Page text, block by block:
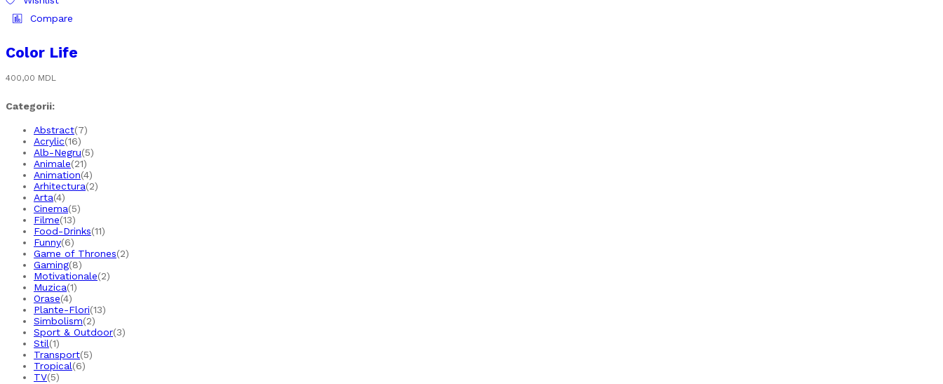
Compare
Color Life
400,00 MDL
Categorii:
Abstract(7)
Acrylic(16)
Alb-Negru(5)
Animale(21)
Animation(4)
Arhitectura(2)
Arta(4)
Cinema(5)
Filme(13)
Food-Drinks(11)
Funny(6)
Game of Thrones(2)
Gaming(8)
Motivationale(2)
Muzica(1)
Orase(4)
Plante-Flori(13)
Simbolism(2)
Sport & Outdoor(3)
Stil(1)
Transport(5)
Tropical(6)
TV(5)